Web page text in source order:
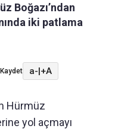
Boğazı’ndan
iki patlama
Kaydet a-|+A
Hürmüz
yol açmayı